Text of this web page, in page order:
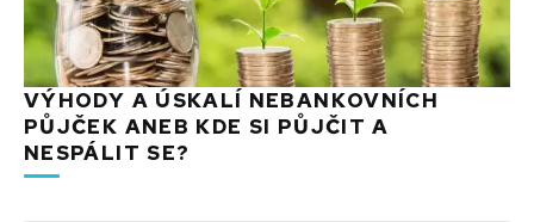
VÝHODY A ÚSKALÍ NEBANKOVNÍCH
PŮJČEK ANEB KDE SI PŮJČIT A
NESPÁLIT SE?